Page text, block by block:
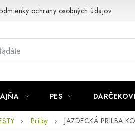
ochrany osobných údajov
PES
Prilby JAZDECKÁ PRILBA